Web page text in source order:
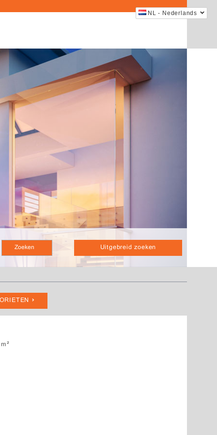
NL - Nederlands
Uitgebreid zoeken